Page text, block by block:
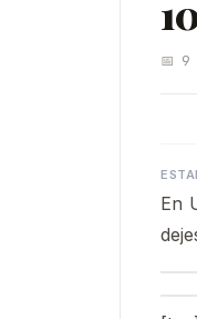
📅 9
En